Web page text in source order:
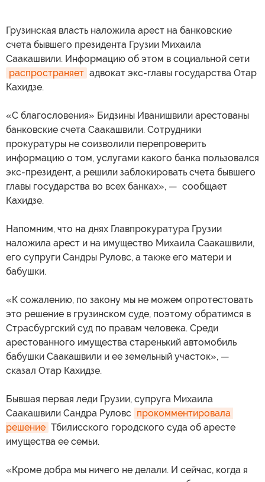
Грузинская власть наложила арест на банковские
счета бывшего президента Грузии Михаила
Саакашвили. Информацию об этом в социальной сети
распространяет адвокат экс-главы государства Отар
Кахидзе.
«С благословения» Бидзины Иванишвили арестованы
банковские счета Саакашвили. Сотрудники
прокуратуры не соизволили перепроверить
информацию о том, услугами какого банка пользовался
экс-президент, а решили заблокировать счета бывшего
главы государства во всех банках», — сообщает
Кахидзе.
Напомним, что на днях Главпрокуратура Грузии
наложила арест и на имущество Михаила Саакашвили,
его супруги Сандры Руловс, а также его матери и
бабушки.
«К сожалению, по закону мы не можем опротестовать
это решение в грузинском суде, поэтому обратимся в
Страсбургский суд по правам человека. Среди
арестованного имущества старенький автомобиль
бабушки Саакашвили и ее земельный участок», —
сказал Отар Кахидзе.
Бывшая первая леди Грузии, супруга Михаила
Саакашвили Сандра Руловс прокомментировала
решение Тбилисского городского суда об аресте
имущества ее семьи.
«Кроме добра мы ничего не делали. И сейчас, когда я